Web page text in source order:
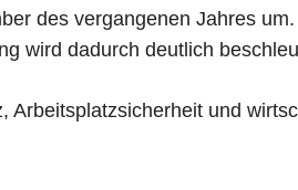
des vergangenen Jahres
wird dadurch deutlich
Arbeitsplatzsicherheit und